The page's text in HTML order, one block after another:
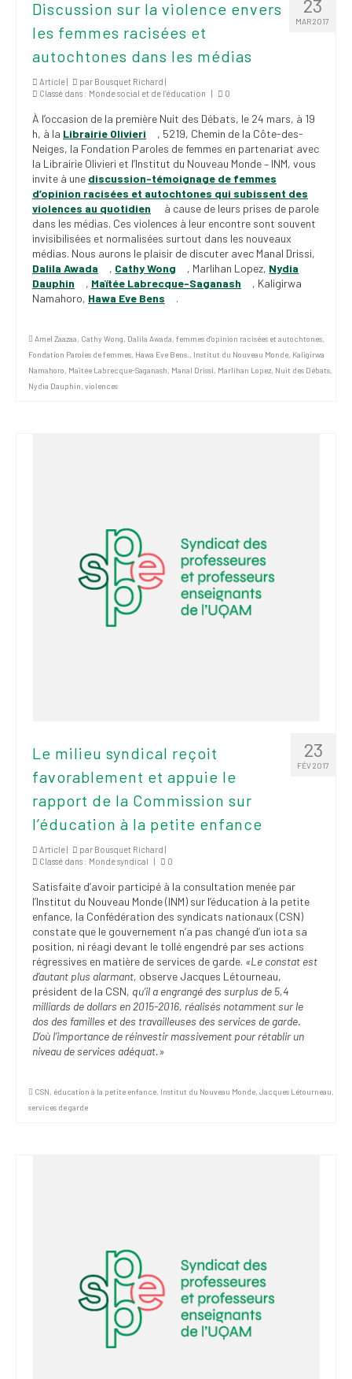
23
MAR 2017
Discussion sur la violence envers
les femmes racisées et
autochtones dans les médias
Article | par Bousquet Richard |
Classé dans : Monde social et de l’éducation | 0
À l’occasion de la première Nuit des Débats, le 24 mars, à 19
h, à la Librairie Olivieri
, 5219, Chemin de la Côte-des-
Neiges, la Fondation Paroles de femmes en partenariat avec
la Librairie Olivieri et l’Institut du Nouveau Monde – INM, vous
invite à une discussion-témoignage de femmes
d’opinion racisées et autochtones qui subissent des
violences au quotidien
à cause de leurs prises de parole
dans les médias. Ces violences à leur encontre sont souvent
invisibilisées et normalisées surtout dans les nouveaux
médias. Nous aurons le plaisir de discuter avec Manal Drissi,
Dalila Awada
, Cathy Wong , Marlihan Lopez, Nydia
Dauphin
, Maïtée Labrecque-Saganash
, Kaligirwa
Namahoro, Hawa Eve Bens .
Amel Zaazaa, Cathy Wong, Dalila Awada, femmes d'opinion racisées et autochtones,
Fondation Paroles de femmes, Hawa Eve Bens. , Institut du Nouveau Monde, Kaligirwa
Namahoro, Maïtée Labrecque-Saganash, Manal Drissi, Marlihan Lopez, Nuit des Débats,
Nydia Dauphin, violences
23
FÉV 2017
Le milieu syndical reçoit
favorablement et appuie le
rapport de la Commission sur
l’éducation à la petite enfance
Article | par Bousquet Richard |
Classé dans : Monde syndical | 0
Satisfaite d’avoir participé à la consultation menée par
l’Institut du Nouveau Monde (INM) sur l’éducation à la petite
enfance, la Confédération des syndicats nationaux (CSN)
constate que le gouvernement n’a pas changé d’un iota sa
position, ni réagi devant le tollé engendré par ses actions
régressives en matière de services de garde. «Le constat est
d’autant plus alarmant, observe Jacques Létourneau,
président de la CSN, qu’il a engrangé des surplus de 5,4
milliards de dollars en 2015-2016, réalisés notamment sur le
dos des familles et des travailleuses des services de garde.
D’où l’importance de réinvestir massivement pour rétablir un
niveau de services adéquat.»
CSN, éducation à la petite enfance, Institut du Nouveau Monde, Jacques Létourneau,
services de garde